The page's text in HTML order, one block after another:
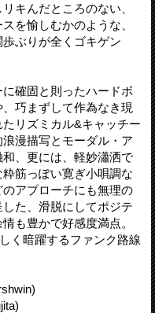
キんだところのない、
を愉しむかのような、
ぶりが全くゴキゲン
確固と則ったハードボ
巧まずして作為なき現
リズミカル&キャッチー
漫描写とモーダル・ア
、更には、軽妙瀟洒で
筋っぽい寛ぎ小唄調な
アプローチにも無理の
た、滑脱にしてポジテ
も豊かで好感度満点。
く暗躍するファンク路線